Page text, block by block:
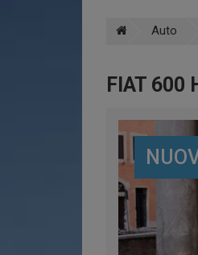
Auto
FIAT 600